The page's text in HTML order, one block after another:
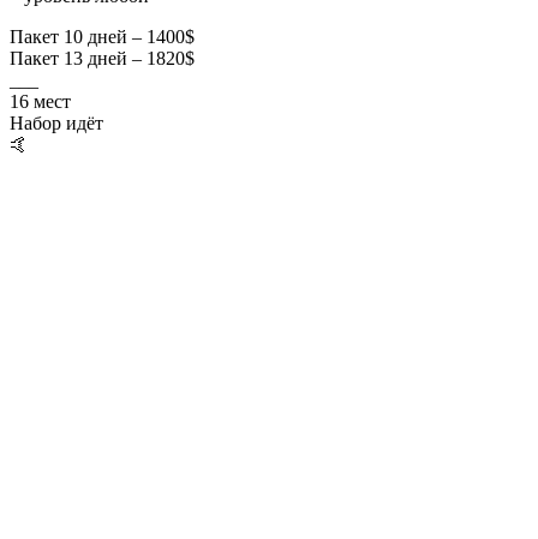
Пакет 10 дней – 1400$
Пакет 13 дней – 1820$
16 мест
Набор идёт
🤙